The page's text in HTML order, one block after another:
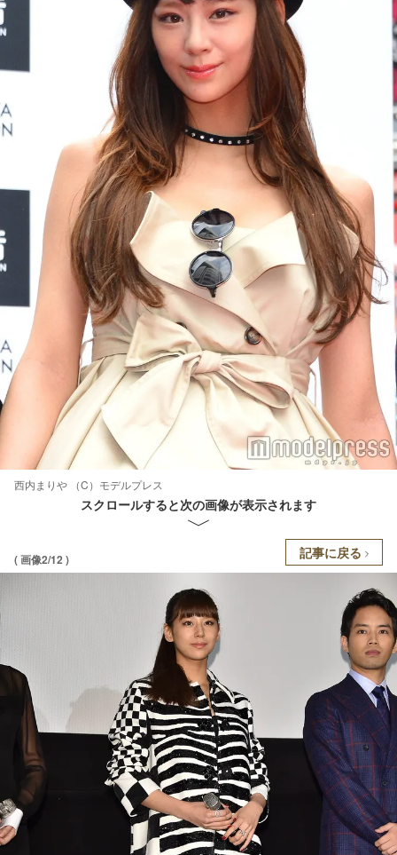
西内まりや （C）モデルプレス
スクロールすると次の画像が表示されます
( 画像2/12 ) 記事に戻る